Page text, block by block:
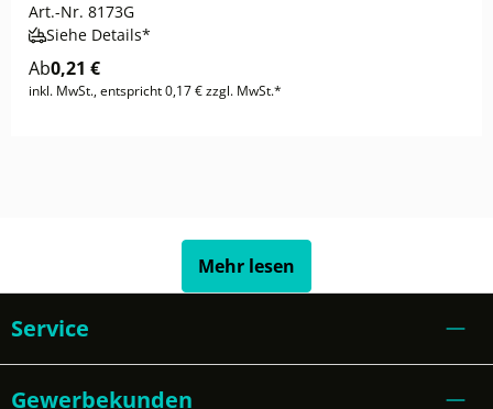
Art.-Nr. 8173G
Siehe Details*
Ab0,21 €
inkl. MwSt., entspricht 0,17 € zzgl. MwSt.*
Mehr lesen
Service
Gewerbekunden